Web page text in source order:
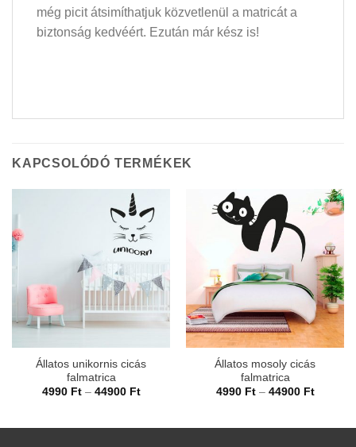
még picit átsimíthatjuk közvetlenül a matricát a
biztonság kedvéért. Ezután már kész is!
KAPCSOLÓDÓ TERMÉKEK
Állatos unikornis cicás
falmatrica
4990 Ft – 44900 FtÁrtartomány:
Állatos mosoly cicás
falmatrica
4990 Ft – 44900 Ft